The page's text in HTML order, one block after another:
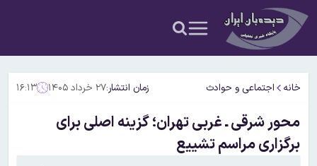
خانه اجتماعی و حوادث زمان انتشار:۲۷ خرداد ۱۴۰۵ ۱۶:۱۳
محور شرقی ـ غربی تهران؛ گزینه اصلی برای
برگزاری مراسم تشییع